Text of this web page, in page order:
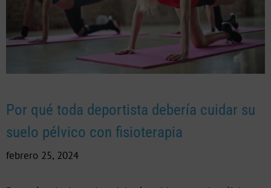
Por qué toda deportista debería cuidar su
suelo pélvico con fisioterapia
febrero 25, 2024